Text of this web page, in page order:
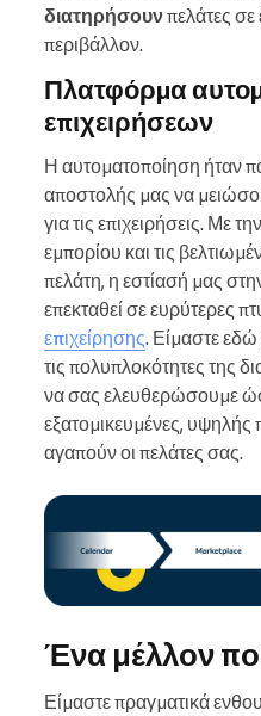
διατηρήσουνπελάτες
περιβάλλον.
Πλατφόρμα
επιχειρήσεων
Η αυτοματοποίηση ήταν
αποστολής μας να
για τις επιχειρήσεις. Με
εμπορίου και τις
πελάτη, η εστίασή μας
επεκταθεί σε ευρύτερες
επιχείρησης. Είμαστε
τις πολυπλοκότητες της
να σας ελευθερώσουμε
εξατομικευμένες, υψηλής
αγαπούν οι πελάτες σας.
Ένα μέλλον
Είμαστε πραγματικά